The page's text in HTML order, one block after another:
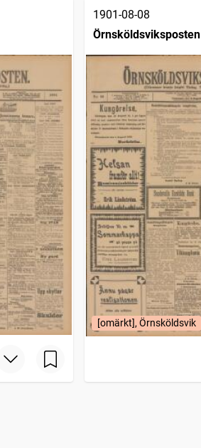
1901-08-08
Örnsköldsviksposten
[omärkt], Örnsköldsvik